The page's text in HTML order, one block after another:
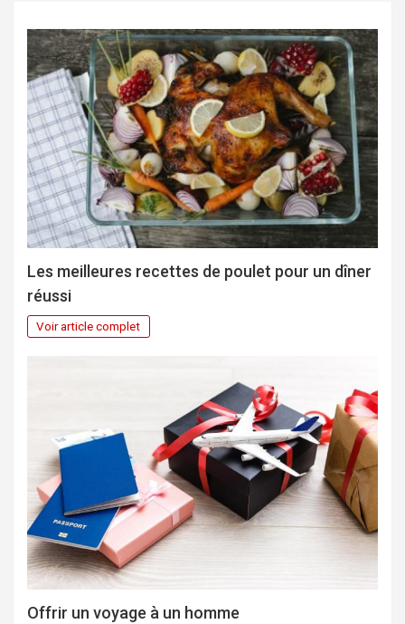
Les meilleures recettes de poulet pour un dîner
réussi
Voir article complet
Offrir un voyage à un homme